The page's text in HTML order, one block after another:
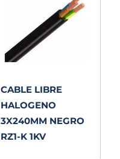
CABLE LIBRE
HALOGENO
3X240MM NEGRO
RZ1-K 1KV